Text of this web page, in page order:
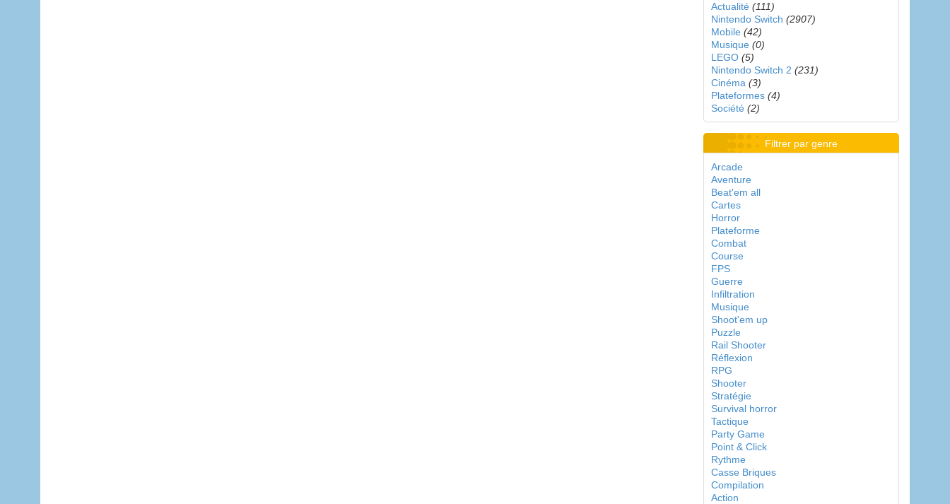
Actualité (111)
Nintendo Switch (2907)
Mobile (42)
Musique (0)
LEGO (5)
Nintendo Switch 2 (231)
Cinéma (3)
Plateformes (4)
Société (2)
Filtrer par genre
Arcade
Aventure
Beat'em all
Cartes
Horror
Plateforme
Combat
Course
FPS
Guerre
Infiltration
Musique
Shoot'em up
Puzzle
Rail Shooter
Réflexion
RPG
Shooter
Stratégie
Survival horror
Tactique
Party Game
Point & Click
Rythme
Casse Briques
Compilation
Action